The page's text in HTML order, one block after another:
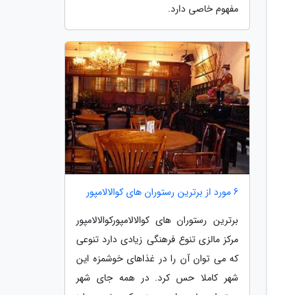
مفهوم خاصی دارد.
6 مورد از برترین رستوران های کوالالامپور
برترین رستوران های کوالالامپورکوالالامپور
مرکز مالزی تنوع فرهنگی زیادی دارد تنوعی
که می توان آن را در غذاهای خوشمزه این
شهر کاملا حس کرد. در همه جای شهر